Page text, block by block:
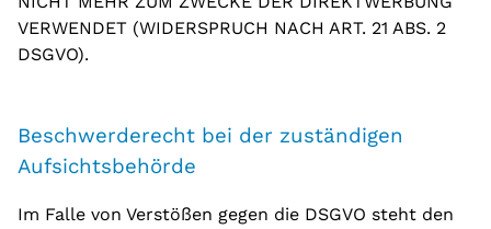
VERWENDET (WIDERSPRUCH NACH ART. 21 ABS. 2
DSGVO).
Beschwerde­recht bei der zuständigen
Aufsichts­behörde
Im Falle von Verstößen gegen die DSGVO steht den